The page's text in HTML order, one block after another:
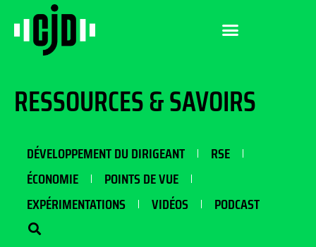
RESSOURCES & SAVOIRS
DÉVELOPPEMENT DU DIRIGEANT
RSE
ÉCONOMIE
POINTS DE VUE
EXPÉRIMENTATIONS
VIDÉOS PODCAST